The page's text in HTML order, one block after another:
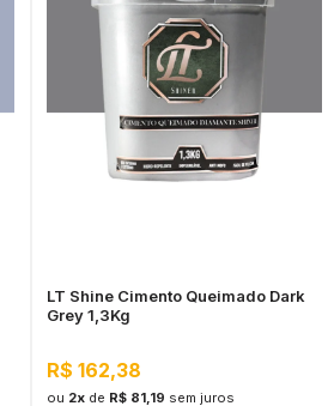
LT Shine Cimento Queimado Dark
Grey 1,3Kg
R$ 162,38
ou 2xde R$ 81,19 sem juros